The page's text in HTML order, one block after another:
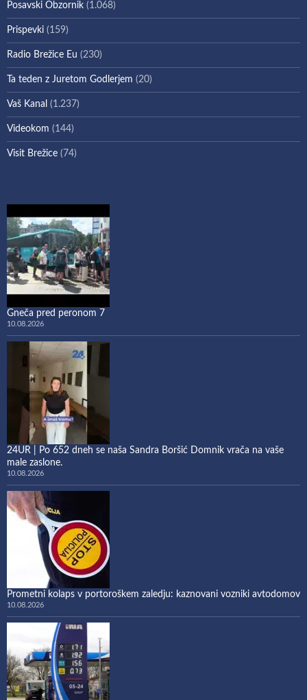
Posavski Obzornik (1.068)
Prispevki (159)
Radio Brežice Eu (230)
Ta teden z Juretom Godlerjem (20)
Vaš Kanal (1.237)
Videokom (144)
Visit Brežice (74)
Gneča pred peronom 7
10.08.2026
24UR | Po 652 dneh se naša Sandra Boršić Domnik vrača na vaše
male zaslone.
10.08.2026
Prometni kolaps v portoroškem zaledju: kaznovani vozniki avtodomov
10.08.2026